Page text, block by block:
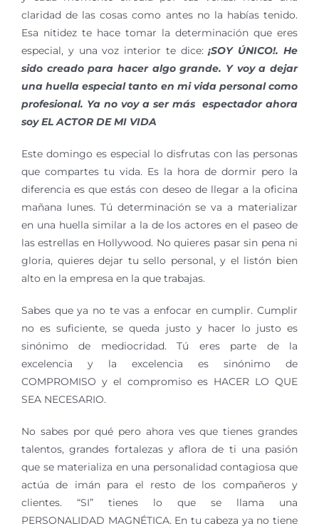
claridad de las cosas como antes no la habías tenido.
Esa nitidez te hace tomar la determinación que eres
especial, y una voz interior te dice:¡SOY ÚNICO!. He
sido creado para hacer algo grande. Y voy a dejar
una huella especial tanto en mi vida personal como
profesional. Ya no voy a ser más espectador ahora
soy EL ACTOR DE MI VIDA
Este domingo es especial lo disfrutas con las personas
que compartes tu vida. Es la hora de dormir pero la
diferencia es que estás con deseo de llegar a la oficina
mañana lunes. Tú determinación se va a materializar
en una huella similar a la de los actores en el paseo de
las estrellas en Hollywood. No quieres pasar sin pena ni
gloria, quieres dejar tu sello personal, y el listón bien
alto en la empresa en la que trabajas.
Sabes que ya no te vas a enfocar en cumplir. Cumplir
no es suficiente, se queda justo y hacer lo justo es
sinónimo de mediocridad. Tú eres parte de la
excelencia y la excelencia es sinónimo de
COMPROMISO y el compromiso es HACER LO QUE
SEA NECESARIO.
No sabes por qué pero ahora ves que tienes grandes
talentos, grandes fortalezas y aflora de ti una pasión
que se materializa en una personalidad contagiosa que
actúa de imán para el resto de los compañeros y
clientes. “SI” tienes lo que se llama una
PERSONALIDAD MAGNÉTICA. En tu cabeza ya no tiene